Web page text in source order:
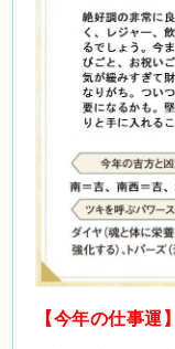
【今年の仕事運】